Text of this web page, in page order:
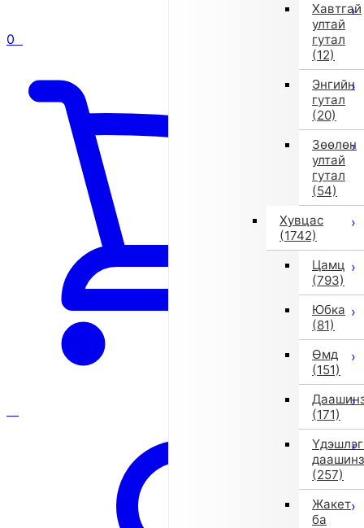
0
Хавтгай
ултай
гутал
(12)
Энгийн
гутал
(20)
Зөөлөн
ултай
гутал
(54)
Хувцас
(1742)
Цамц
(793)
Юбка
(81)
Өмд
(151)
(171)
даашинз
(257)
Жакет
ба